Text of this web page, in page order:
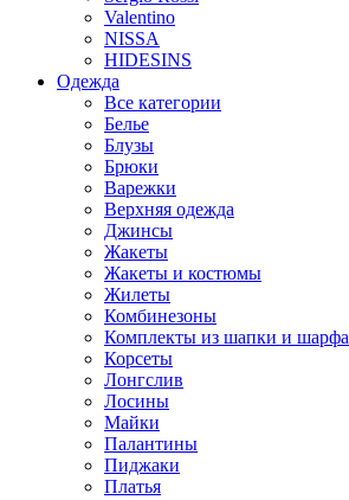
Valentino
NISSA
HIDESINS
Одежда
Все категории
Белье
Блузы
Брюки
Варежки
Верхняя одежда
Джинсы
Жакеты
Жакеты и костюмы
Жилеты
Комбинезоны
Комплекты из шапки и шарфа
Корсеты
Лонгслив
Лосины
Майки
Палантины
Пиджаки
Платья